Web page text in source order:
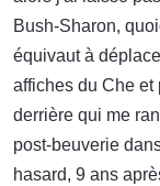
Bush-Sharon,
équivaut à
affiches du Che et
derrière qui me
post-beuverie
hasard, 9 ans